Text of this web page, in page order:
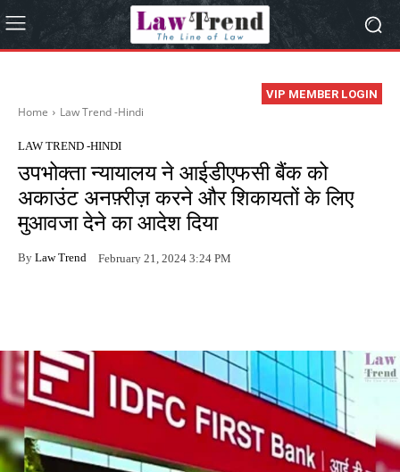
VIP MEMBER LOGIN
Home Law Trend -Hindi
LAW TREND -HINDI
उपभोक्ता न्यायालय ने आईडीएफसी बैंक को
अकाउंट अनफ़्रीज़ करने और शिकायतों के लिए
मुआवजा देने का आदेश दिया
By Law Trend February 21, 2024 3:24 PM